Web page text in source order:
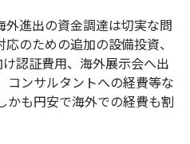
外進出の資金調達は切実な問
のための追加の設備投資、
認証費用、海外展示会へ出
コンサルタントへの経費等な
も円安で海外での経費も割